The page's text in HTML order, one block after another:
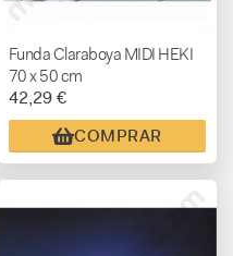
Funda Claraboya MIDI HEKI
70 x 50 cm
42,29 €
COMPRAR